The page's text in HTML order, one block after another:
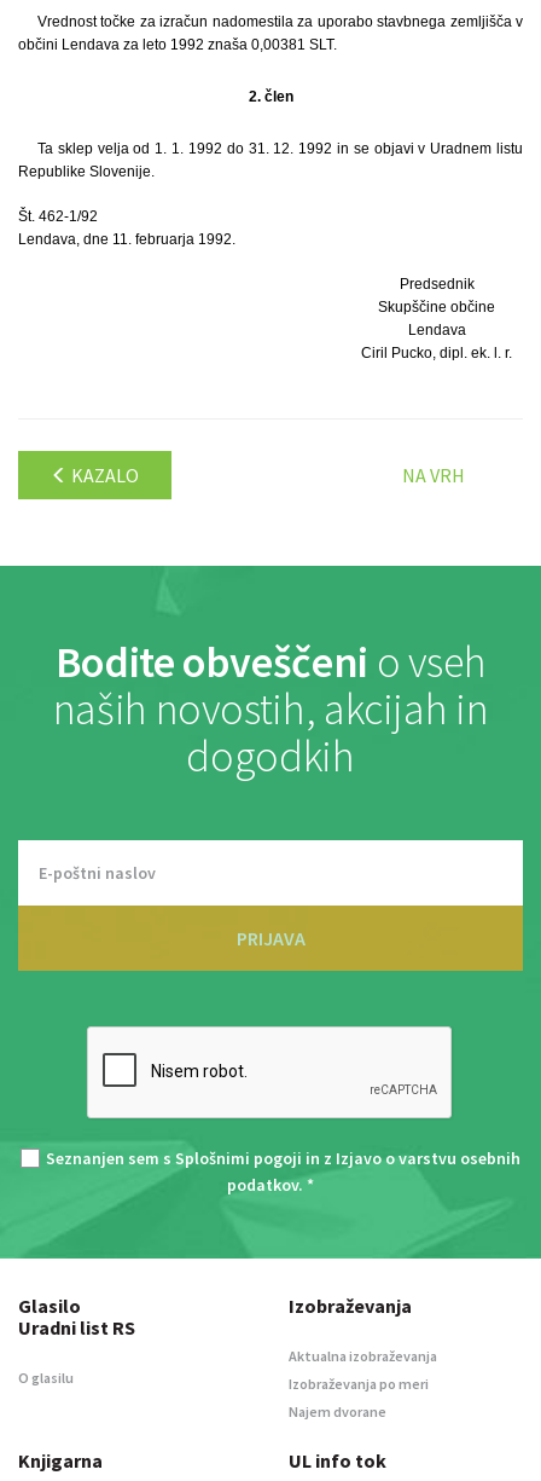
Vrednost točke za izračun nadomestila za uporabo stavbnega zemljišča v
občini Lendava za leto 1992 znaša 0,00381 SLT.
2. člen
Ta sklep velja od 1. 1. 1992 do 31. 12. 1992 in se objavi v Uradnem listu
Republike Slovenije.
Št. 462-1/92
Lendava, dne 11. februarja 1992.
Predsednik
Skupščine občine
Lendava
Ciril Pucko, dipl. ek. l. r.
KAZALO NA VRH
Bodite obveščeni o vseh
naših novostih, akcijah in
dogodkih
PRIJAVA
Seznanjen sem s Splošnimi pogoji in z Izjavo o varstvu osebnih
podatkov. *
Glasilo
Uradni list RS
O glasilu
Izobraževanja
Aktualna izobraževanja
Izobraževanja po meri
Najem dvorane
Knjigarna UL info tok